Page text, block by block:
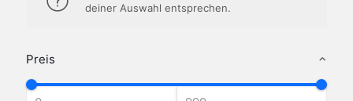
Preis
deiner Auswahl entsprechen.